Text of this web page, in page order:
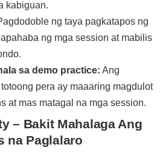
kabiguan.
ng taya pagkatapos ng
ng mga session at mabilis
sa demo practice: Ang
pera ay maaaring magdulot
at mas matagal na mga session.
– Bakit Mahalaga Ang
na Paglalaro